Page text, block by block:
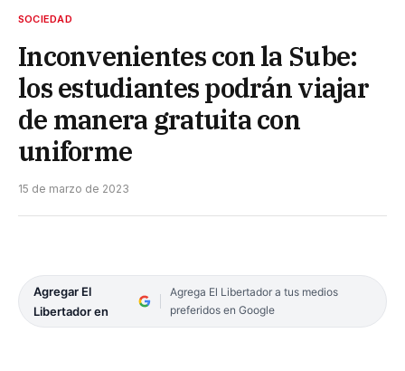
SOCIEDAD
Inconvenientes con la Sube:
los estudiantes podrán viajar
de manera gratuita con
uniforme
15 de marzo de 2023
Agregar El
Libertador en
Agrega El Libertador a tus medios
preferidos en Google